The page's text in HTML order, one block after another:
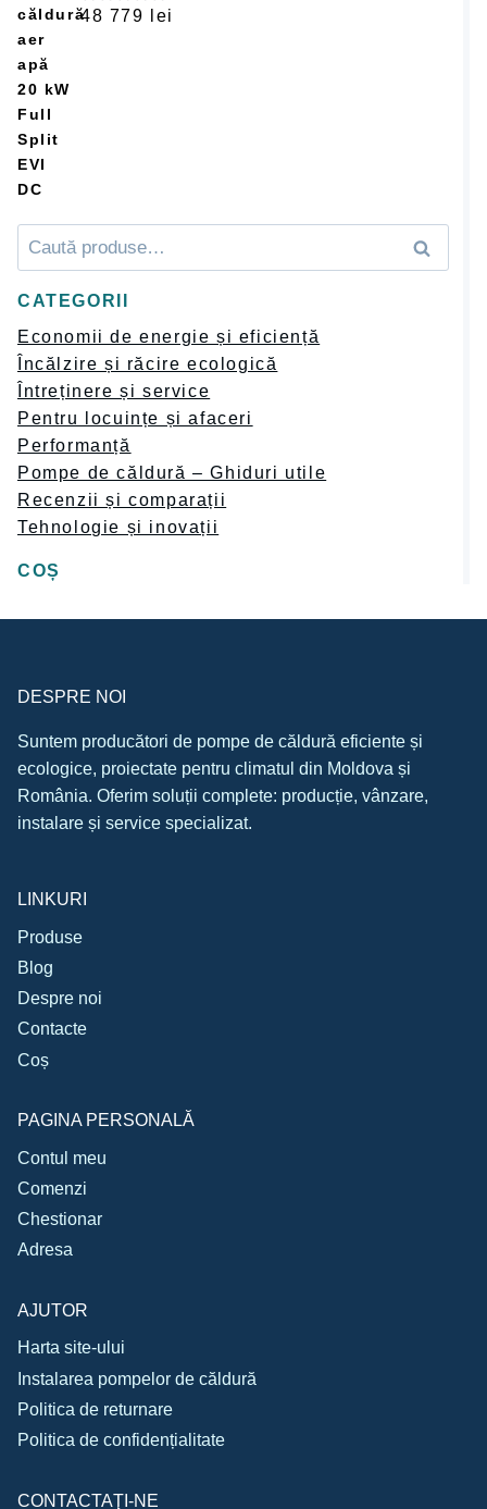
Оцінено в
48 779 lei
Caută
Caută
CATEGORII
Economii de energie și eficiență
Încălzire și răcire ecologică
Întreținere și service
Pentru locuințe și afaceri
Performanță
Pompe de căldură – Ghiduri utile
Recenzii și comparații
Tehnologie și inovații
COȘ
DESPRE NOI
Suntem producători de pompe de căldură eficiente și
ecologice, proiectate pentru climatul din Moldova și
România. Oferim soluții complete: producție, vânzare,
instalare și service specializat.
LINKURI
Produse
Blog
Despre noi
Contacte
Coș
PAGINA PERSONALĂ
Contul meu
Comenzi
Chestionar
Adresa
AJUTOR
Harta site-ului
Instalarea pompelor de căldură
Politica de returnare
Politica de confidențialitate
CONTACTAŢI-NE